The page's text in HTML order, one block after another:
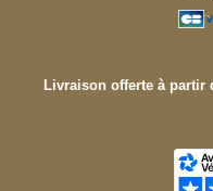
Livraison offerte à partir